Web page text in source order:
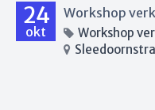
24
okt
Workshop